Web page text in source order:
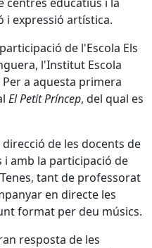
i expressió artística.
de l'Escola Els
l'Institut Escola
a aquesta primera
El Petit Príncep, del qual es
de les docents de
amb la participació de
tant de professorat
en directe les
format per deu músics.
resposta de les